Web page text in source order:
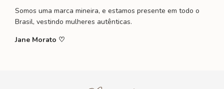
Somos uma marca mineira, e estamos presente em todo o
Brasil, vestindo mulheres autênticas.
Jane Morato ♡